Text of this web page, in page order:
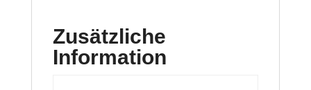
Zusätzliche
Information